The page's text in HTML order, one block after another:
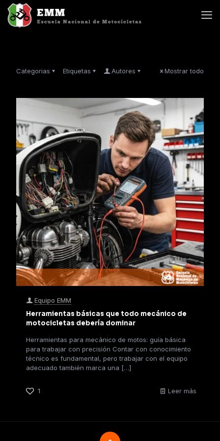
Categorias Etiquetas Autores Mostrar todo
Equipo EMM
Herramientas básicas que todo mecánico de
motocicletas debería dominar
Herramientas para mecánico de motos: guía básica
para trabajar con precisión Contar con conocimiento
técnico es fundamental, pero trabajar con el equipo
adecuado también marca una […]
1 Leer más